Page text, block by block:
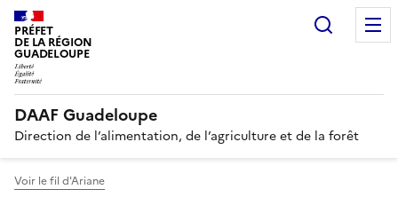
PRÉFET
DE LA RÉGION
GUADELOUPE
DAAF Guadeloupe
Direction de l’alimentation, de l’agriculture et de la forêt
Voir le fil d'Ariane